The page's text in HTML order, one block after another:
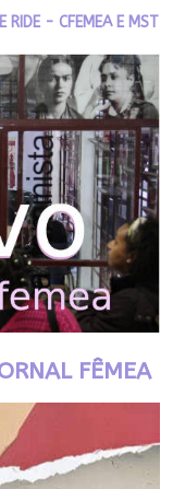
RIDE - CFEMEA E MST
FÊMEA